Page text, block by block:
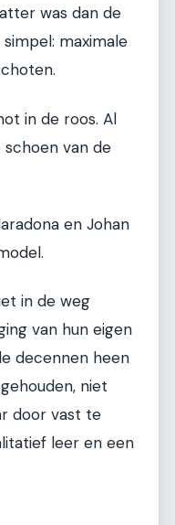
was dan de
maximale
in de roos. Al
schoen van de
en Johan
in de weg
van hun eigen
decennen heen
niet
door vast te
leer en een